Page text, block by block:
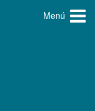
Menú